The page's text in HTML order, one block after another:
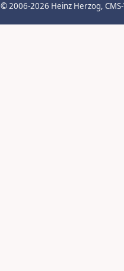
© 2006-2026 Heinz Herzog,